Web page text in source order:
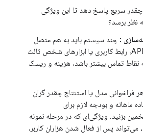
سریع پاسخ دهد تا این ویژگی
برسد؟
: چند سیستم باید به هم متصل
شوند؟ آیا بک‌اند، API، رابط کاربری یا ابزارهای شخص ثالث
تماس بیشتر باشد، هزینه و ریسک
مدل یا استنتاج چقدر گران
و بودجه لازم برای
بزنید. ویژگی‌ای که در مرحله نمونه
پس از فعال شدن هزاران کاربر،